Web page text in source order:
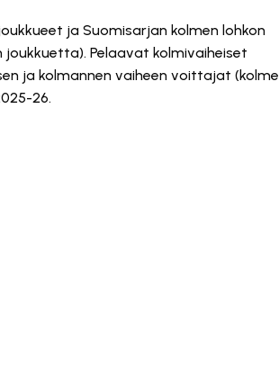
ja Suomisarjan kolmen lohkon
Pelaavat kolmivaiheiset
ja kolmannen vaiheen voittajat (kolme
26.